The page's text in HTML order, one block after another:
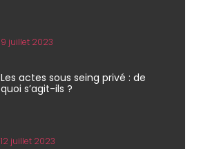
9 juillet 2023
Les actes sous seing privé : de
quoi s’agit-ils ?
12 juillet 2023